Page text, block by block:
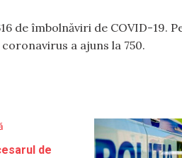
de îmbolnăviri de COVID-19.
a ajuns la 750.
de